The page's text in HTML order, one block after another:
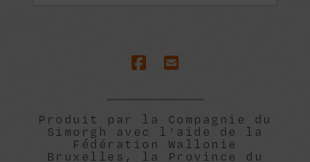
Produit par la Compagnie du
Simorgh avec l’aide de la
Fédération Wallonie
Bruxelles, la Province du